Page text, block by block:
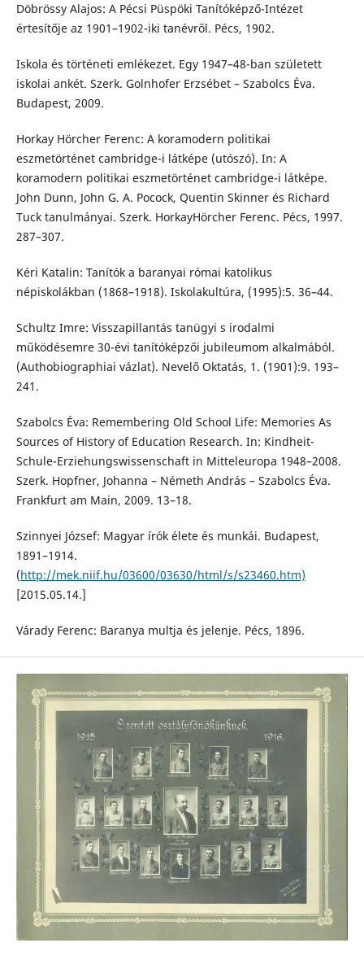
Döbrössy Alajos: A Pécsi Püspöki Tanítóképző-Intézet
értesítője az 1901–1902-iki tanévről. Pécs, 1902.
Iskola és történeti emlékezet. Egy 1947–48-ban született
iskolai ankét. Szerk. Golnhofer Erzsébet – Szabolcs Éva.
Budapest, 2009.
Horkay Hörcher Ferenc: A koramodern politikai
eszmetörténet cambridge-i látképe (utószó). In: A
koramodern politikai eszmetörténet cambridge-i látképe.
John Dunn, John G. A. Pocock, Quentin Skinner és Richard
Tuck tanulmányai. Szerk. HorkayHörcher Ferenc. Pécs, 1997.
287–307.
Kéri Katalin: Tanítók a baranyai római katolikus
népiskolákban (1868–1918). Iskolakultúra, (1995):5. 36–44.
Schultz Imre: Visszapillantás tanügyi s irodalmi
működésemre 30-évi tanítóképzői jubileumom alkalmából.
(Authobiographiai vázlat). Nevelő Oktatás, 1. (1901):9. 193–
241.
Szabolcs Éva: Remembering Old School Life: Memories As
Sources of History of Education Research. In: Kindheit-
Schule-Erziehungswissenschaft in Mitteleuropa 1948–2008.
Szerk. Hopfner, Johanna – Németh András – Szabolcs Éva.
Frankfurt am Main, 2009. 13–18.
Szinnyei József: Magyar írók élete és munkái. Budapest,
1891–1914.
(http://mek.niif.hu/03600/03630/html/s/s23460.htm)
[2015.05.14.]
Várady Ferenc: Baranya multja és jelenje. Pécs, 1896.